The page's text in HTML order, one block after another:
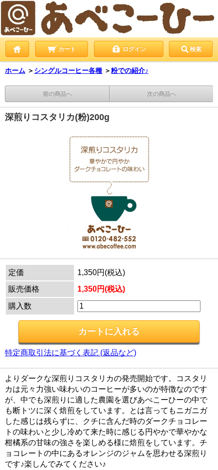
カート ログイン 検索
ホーム ＞ シングルコーヒー各種 ＞粉での紹介♪
前の商品へ 次の商品へ
深煎りコスタリカ(粉)200g
定価
1,350円(税込)
販売価格
1,350円(税込)
購入数
特定商取引法に基づく表記 (返品など)
よりダークな深煎りコスタリカの発売開始です。コスタリ
カは元々力強い味わいのコーヒーが多いのが特徴なのです
が、中でも深煎りに適した農園を選びあべこーひーの中で
も断トツに深く焙煎をしています。とは言ってもニガニガ
した感じは残らずに、クチに含んだ時のダークチョコレー
トの味わいと少し冷めて来た時に感じる円やかで華やかな
柑橘系の甘味の強さを楽しめる様に焙煎をしています。チ
ョコレートの中にあるオレンジのジャムを思わせる深煎り
です♪楽しんでみてください♪